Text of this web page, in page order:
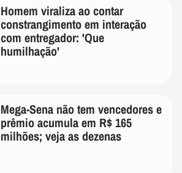
Homem viraliza ao contar
constrangimento em interação
com entregador: 'Que
humilhação'
Mega-Sena não tem vencedores e
prêmio acumula em R$ 165
milhões; veja as dezenas